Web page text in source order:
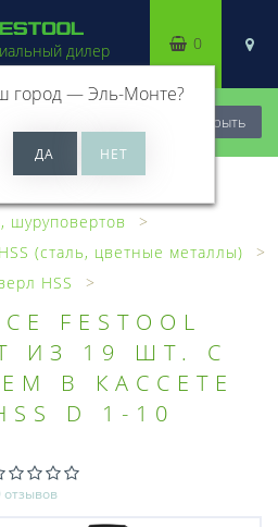
купить! Закрыть
дилер
город —Эль-Монте?
0
шуруповертов
(сталь, цветные металлы)
HSS
FESTOOL
ИЗ 19 ШТ. С
В КАССЕТЕ
D 1-10
отзывов